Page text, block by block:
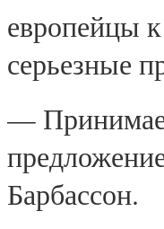
европейцы
серьезные
—
Барбассон.